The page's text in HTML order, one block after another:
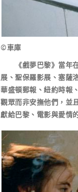
©車庫
《戲夢巴黎》當年在
展、聖保羅影展、塞薩
華盛頓郵報、紐約時報
觀眾而非安撫他們，並
獻給巴黎、電影與愛情